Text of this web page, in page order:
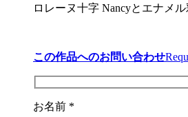
ロレーヌ十字 Nancyとエナメ
この作品へのお問い合わせ
お名前 *